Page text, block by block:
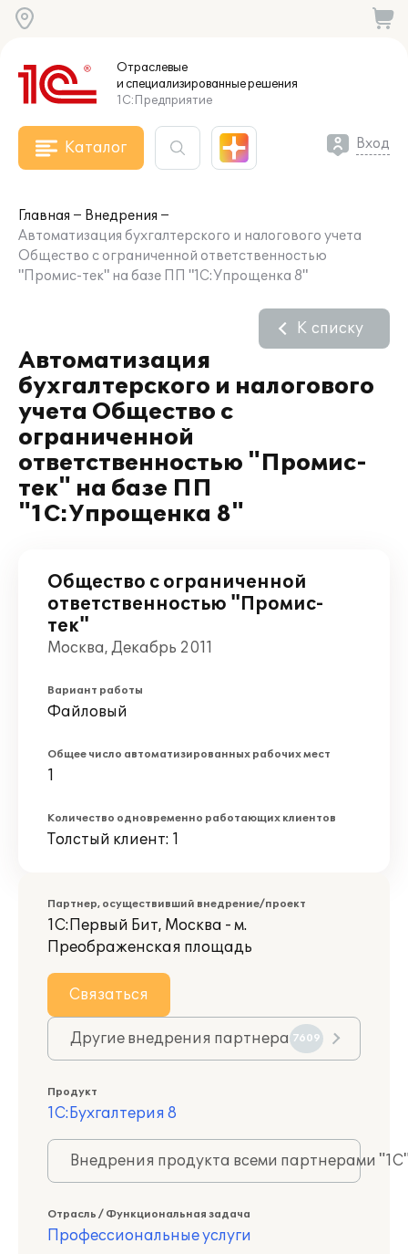
Отраслевые
и специализированныерешения
1С:Предприятие
Каталог Вход
Главная
Внедрения
Автоматизация бухгалтерского и налогового учета
Общество с ограниченной ответственностью
"Промис-тек" на базе ПП "1С:Упрощенка 8"
Автоматизация
бухгалтерского и налогового
учета Общество с
ограниченной
ответственностью "Промис-
тек" на базе ПП
"1С:Упрощенка 8"
К списку
Общество с ограниченной
ответственностью "Промис-
тек"
Москва, Декабрь 2011
Вариант работы
Файловый
Общее число автоматизированных рабочих мест
1
Количество одновременно работающих клиентов
Толстый клиент: 1
Партнер, осуществивший внедрение/проект
1С:Первый Бит, Москва - м.
Преображенская площадь
Связаться
Другие внедрения партнера 7609
Продукт
1С:Бухгалтерия 8
Внедрения продукта всеми партнерами
Отрасль / Функциональная задача
Профессиональные услуги